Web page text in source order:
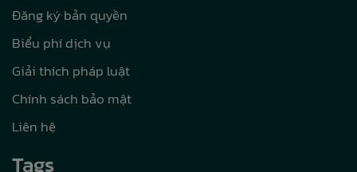
Đăng ký bản quyền
Biểu phí dịch vụ
Giải thích pháp luật
Chính sách bảo mật
Liên hệ
Tags